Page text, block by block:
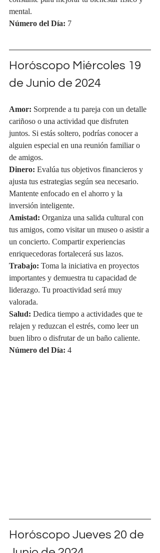
mental.
Número del Día: 7
Horóscopo Miércoles 19
de Junio de 2024
Amor: Sorprende a tu pareja con un detalle
cariñoso o una actividad que disfruten
juntos. Si estás soltero, podrías conocer a
alguien especial en una reunión familiar o
de amigos.
Dinero: Evalúa tus objetivos financieros y
ajusta tus estrategias según sea necesario.
Mantente enfocado en el ahorro y la
inversión inteligente.
Amistad: Organiza una salida cultural con
tus amigos, como visitar un museo o asistir a
un concierto. Compartir experiencias
enriquecedoras fortalecerá sus lazos.
Trabajo: Toma la iniciativa en proyectos
importantes y demuestra tu capacidad de
liderazgo. Tu proactividad será muy
valorada.
Salud: Dedica tiempo a actividades que te
relajen y reduzcan el estrés, como leer un
buen libro o disfrutar de un baño caliente.
Número del Día: 4
Horóscopo Jueves 20 de